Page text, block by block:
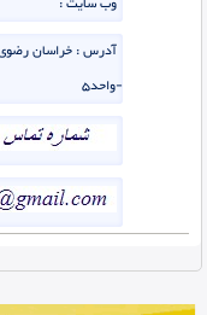
آدرس :
-واحد۵